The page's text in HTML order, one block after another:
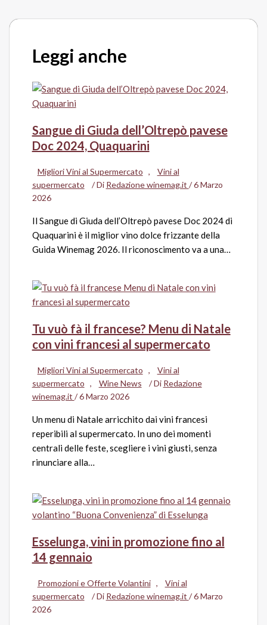
Leggi anche
Sangue di Giuda dell’Oltrepò pavese
Doc 2024, Quaquarini
Migliori Vini al Supermercato ,
Vini al
supermercato
/ Di Redazione winemag.it /6 Marzo
2026
Il Sangue di Giuda dell’Oltrepò pavese Doc 2024 di
Quaquarini è il miglior vino dolce frizzante della
Guida Winemag 2026. Il riconoscimento va a una…
Tu vuò fà il francese? Menu di Natale
con vini francesi al supermercato
Migliori Vini al Supermercato ,
Vini al
supermercato , Wine News / Di Redazione
winemag.it /6 Marzo 2026
Un menu di Natale arricchito dai vini francesi
reperibili al supermercato. In uno dei momenti
centrali delle feste, scegliere i vini giusti, senza
rinunciare alla…
Esselunga, vini in promozione fino al
14 gennaio
Promozioni e Offerte Volantini ,
Vini al
supermercato
/ Di Redazione winemag.it /6 Marzo
2026